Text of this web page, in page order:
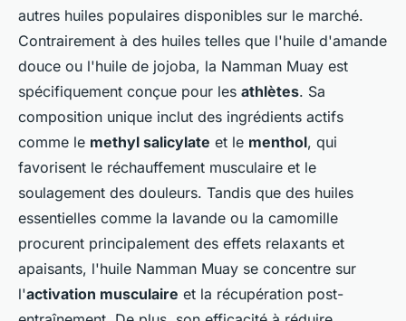
autres huiles populaires disponibles sur le marché.
Contrairement à des huiles telles que l'huile d'amande
douce ou l'huile de jojoba, la Namman Muay est
spécifiquement conçue pour les athlètes. Sa
composition unique inclut des ingrédients actifs
comme le methyl salicylate et le menthol, qui
favorisent le réchauffement musculaire et le
soulagement des douleurs. Tandis que des huiles
essentielles comme la lavande ou la camomille
procurent principalement des effets relaxants et
apaisants, l'huile Namman Muay se concentre sur
l'activation musculaire et la récupération post-